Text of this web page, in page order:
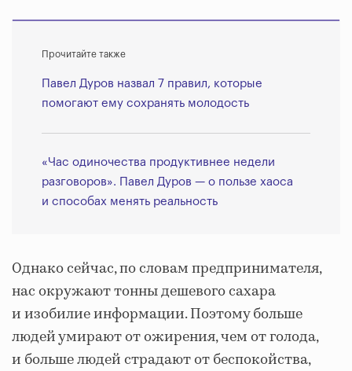
Прочитайте также
Павел Дуров назвал 7 правил, которые
помогают ему сохранять молодость
«Час одиночества продуктивнее недели
разговоров». Павел Дуров — о пользе хаоса
и способах менять реальность
Однако сейчас, по словам предпринимателя,
нас окружают тонны дешевого сахара
и изобилие информации. Поэтому больше
людей умирают от ожирения, чем от голода,
и больше людей страдают от беспокойства,